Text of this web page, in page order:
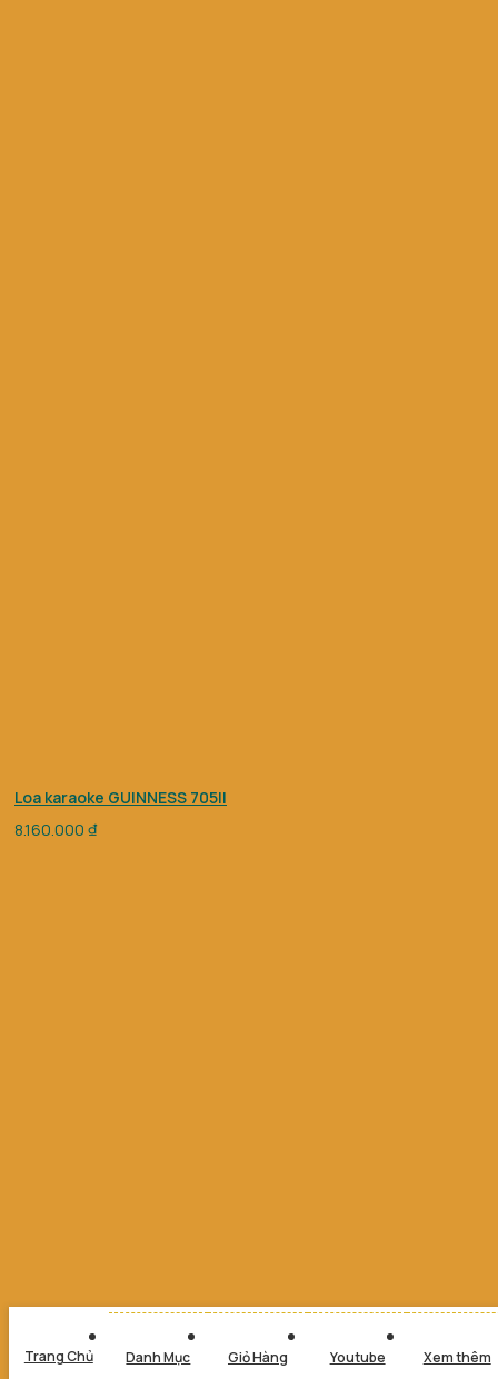
Loa karaoke GUINNESS 705II
8.160.000 ₫
Trang Chủ Danh Mục Giỏ Hàng Youtube Xem thêm